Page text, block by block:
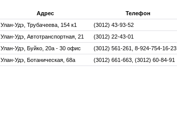
Адрес
Телефон
Улан-Удэ, Трубачеева, 154 к1
(3012) 43-93-52
Улан-Удэ, Автотранспортная, 21
(3012) 22-43-01
Улан-Удэ, Буйко, 20а - 30 офис
(3012) 561-261, 8-924-754-16-23
Улан-Удэ, Ботаническая, 68а (3012) 661-663, (3012) 60-84-91